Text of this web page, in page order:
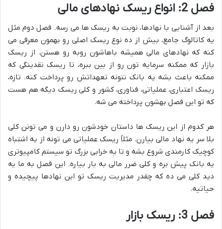
فصل 2: انواع ریسک نهادهای مالی
بعد از آشنایی با نهادها، نوبت به ریسک ها می رسه. فصل دوم مثل
یه کاتالوگ جامع، بیش از ده نوع ریسک اصلی رو بهمون معرفی می
کنه که نهادهای مالی همیشه باهاشون روبه رو هستن. از ریسک
بازار که ممکنه سرمایه تون رو از بین ببره، تا ریسک نقدینگی که
ممکنه باعث بشه یه بانک نتونه تعهداتش رو پرداخت کنه. تازه،
ریسک اعتباری، عملیاتی، فناوری، کشور و کلی ریسک دیگه هم هست
که تو این فصل بهشون پرداخته می شه.
هر کدوم از این ریسک ها داستان خودشون رو دارن و می تونن کلی
بلا سر یه نهاد مالی بیارن. مثلاً ریسک عملیاتی می تونه از یه اشتباه
کوچیک کارمندی شروع بشه و تا یه خرابی بزرگ تو سیستم کامپیوتری
یه بانک پیش بره و کلی ضرر مالی به بار بیاره. این فصل به ما یه
دید کلی می ده که چقدر مدیریت ریسک تو این نهادها پیچیده و
حیاتیه.
فصل 3: ریسک بازار